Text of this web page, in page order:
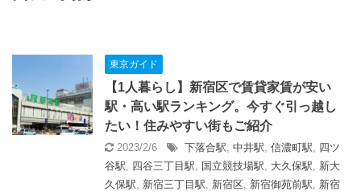
東京ガイド
【1人暮らし】新宿区で賃貸家賃が安い
駅・高い駅ランキング。今すぐ引っ越し
たい！住みやすい街もご紹介
2023/2/6 下落合駅, 中井駅, 信濃町駅, 四ツ
谷駅, 四谷三丁目駅, 国立競技場駅, 大久保駅, 新大
久保駅, 新宿三丁目駅, 新宿区, 新宿御苑前駅, 新宿